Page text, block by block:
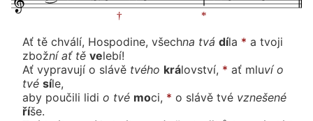
Ať tě chválí, Hospodine, všechna tvá díla * a tvoji
zbožní ať tě velebí!
Ať vypravují o slávě tvého království, * ať mluví o
tvé síle,
aby poučili lidi o tvé moci, * o slávě tvé vznešené
říše.